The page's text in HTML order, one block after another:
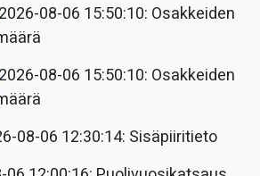
08-06 15:50:10: Osakkeiden
08-06 15:50:10: Osakkeiden
08-06 12:30:14: Sisäpiiritieto